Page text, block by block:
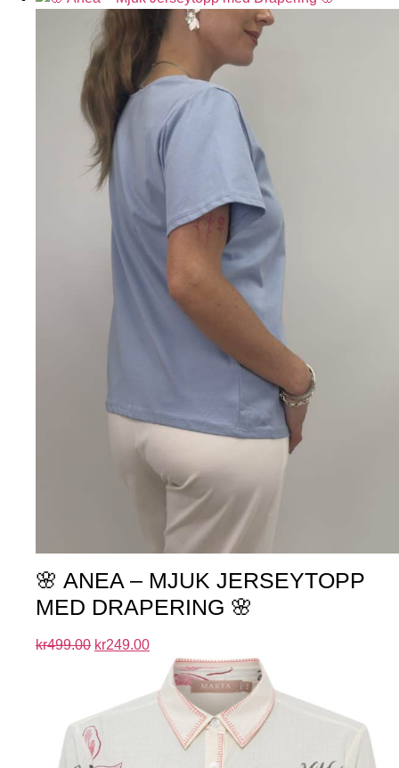
🌸 ANEA – MJUK JERSEYTOPP
MED DRAPERING 🌸
kr499.00 kr249.00